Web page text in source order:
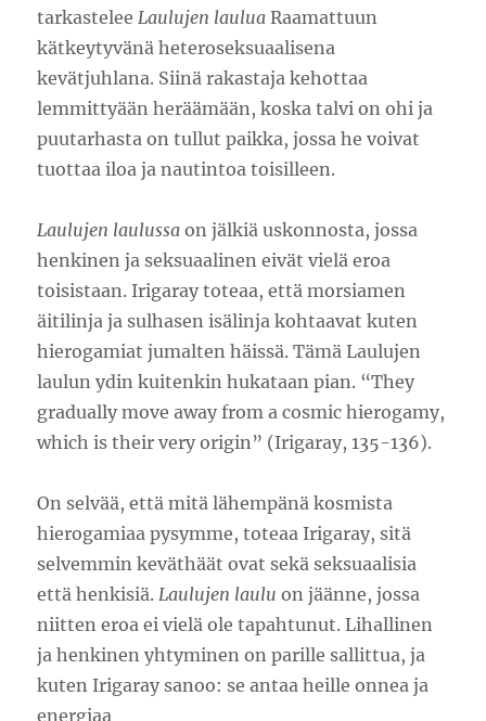
tarkasteleeLaulujen laulua Raamattuun
kätkeytyvänä heteroseksuaalisena
kevätjuhlana. Siinä rakastaja kehottaa
lemmittyään heräämään, koska talvi on ohi ja
puutarhasta on tullut paikka, jossa he voivat
tuottaa iloa ja nautintoa toisilleen.
Laulujen laulussa on jälkiä uskonnosta, jossa
henkinen ja seksuaalinen eivät vielä eroa
toisistaan. Irigaray toteaa, että morsiamen
äitilinja ja sulhasen isälinja kohtaavat kuten
hierogamiat jumalten häissä. Tämä Laulujen
laulun ydin kuitenkin hukataan pian. “They
gradually move away from a cosmic hierogamy,
which is their very origin” (Irigaray, 135-136).
On selvää, että mitä lähempänä kosmista
hierogamiaa pysymme, toteaa Irigaray, sitä
selvemmin keväthäät ovat sekä seksuaalisia
että henkisiä.Laulujen lauluon jäänne, jossa
niitten eroa ei vielä ole tapahtunut. Lihallinen
ja henkinen yhtyminen on parille sallittua, ja
kuten Irigaray sanoo: se antaa heille onnea ja
energiaa